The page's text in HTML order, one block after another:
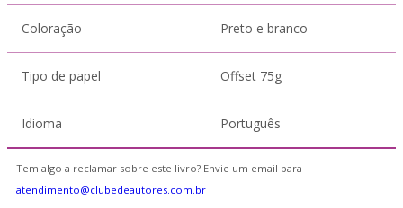
Coloração Preto e branco
Tipo de papel Offset 75g
Idioma Português
Tem algo a reclamar sobre este livro? Envie um email para
atendimento@clubedeautores.com.br